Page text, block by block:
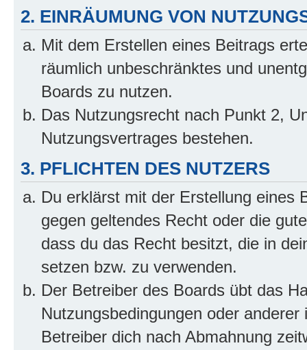
2. EINRÄUMUNG VON
Mit dem Erstellen eines Beitrags
räumlich unbeschränktes und
Boards zu nutzen.
Das Nutzungsrecht nach Punkt 2,
Nutzungsvertrages bestehen.
3. PFLICHTEN DES NUTZERS
Du erklärst mit der Erstellung eines
gegen geltendes Recht oder die
dass du das Recht besitzt, die in
setzen bzw. zu verwenden.
Der Betreiber des Boards übt das
Nutzungsbedingungen oder
Betreiber dich nach Abmahnung